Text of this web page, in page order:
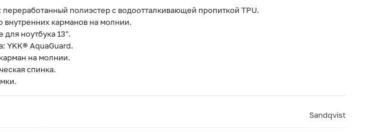
переработанный полиэстер с водоотталкивающей пропиткой TPU.
внутренних карманов на молнии.
для ноутбука 13".
YKK® AquaGuard.
на молнии.
спинка.
Sandqvist